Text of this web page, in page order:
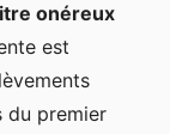
onéreux
est
du premier